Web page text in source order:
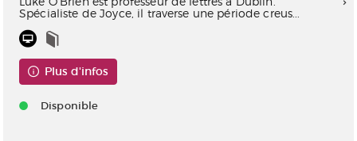
Spécialiste de Joyce, il traverse une période creus...
Plus d'infos
Disponible